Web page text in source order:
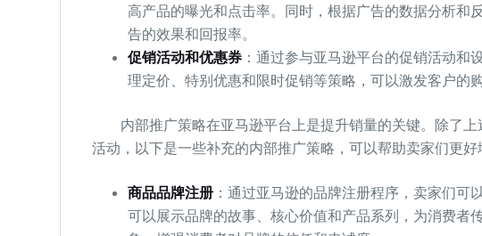
高产品的曝光和点击率。同时，根据广告的数据分析和
告的效果和回报率。
促销活动和优惠券：通过参与亚马逊平台的促销活动和
理定价、特别优惠和限时促销等策略，可以激发客户的
内部推广策略在亚马逊平台上是提升销量的关键。除了上
活动，以下是一些补充的内部推广策略，可以帮助卖家们更好
商品品牌注册：通过亚马逊的品牌注册程序，卖家们可
可以展示品牌的故事、核心价值和产品系列，为消费者